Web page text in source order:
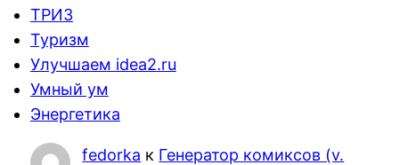
ТРИЗ
Туризм
Улучшаем idea2.ru
Умный ум
Энергетика
fedorka к Генератор комиксов (v.